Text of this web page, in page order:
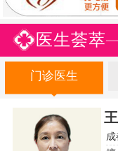
医生荟萃—
门诊医生